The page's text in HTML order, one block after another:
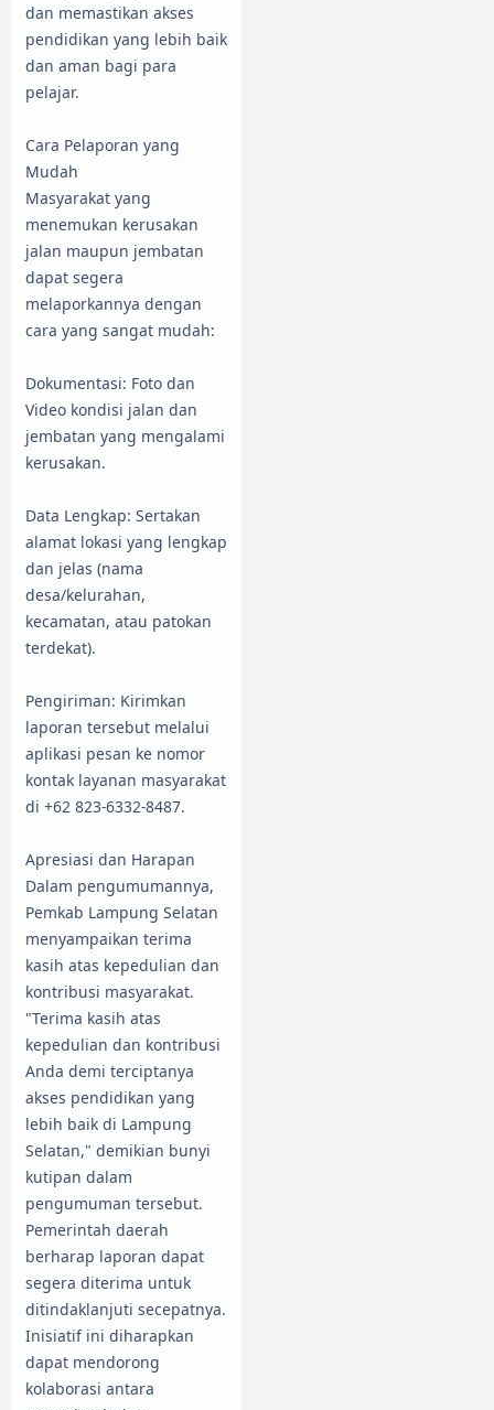
dan memastikan akses
pendidikan yang lebih baik
dan aman bagi para
pelajar.
​Cara Pelaporan yang
Mudah
​Masyarakat yang
menemukan kerusakan
jalan maupun jembatan
dapat segera
melaporkannya dengan
cara yang sangat mudah:
​Dokumentasi: Foto dan
Video kondisi jalan dan
jembatan yang mengalami
kerusakan.
​Data Lengkap: Sertakan
alamat lokasi yang lengkap
dan jelas (nama
desa/kelurahan,
kecamatan, atau patokan
terdekat).
​Pengiriman: Kirimkan
laporan tersebut melalui
aplikasi pesan ke nomor
kontak layanan masyarakat
di +62 823-6332-8487.
​Apresiasi dan Harapan
​Dalam pengumumannya,
Pemkab Lampung Selatan
menyampaikan terima
kasih atas kepedulian dan
kontribusi masyarakat.
"Terima kasih atas
kepedulian dan kontribusi
Anda demi terciptanya
akses pendidikan yang
lebih baik di Lampung
Selatan," demikian bunyi
kutipan dalam
pengumuman tersebut.
Pemerintah daerah
berharap laporan dapat
segera diterima untuk
ditindaklanjuti secepatnya.
​Inisiatif ini diharapkan
dapat mendorong
kolaborasi antara